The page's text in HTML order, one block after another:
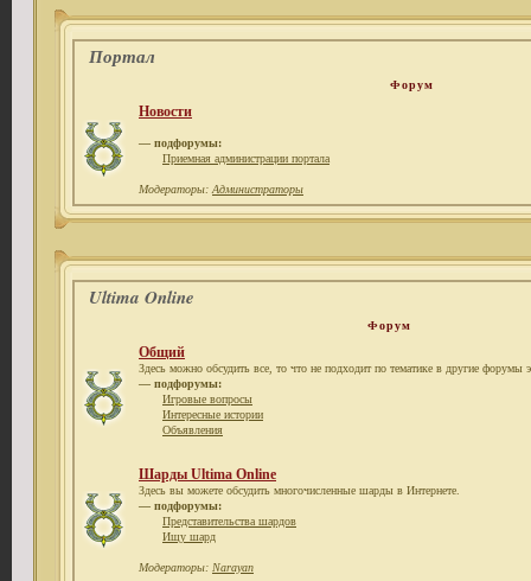
Портал
Форум
Новости
— подфорумы:
Приемная администрации портала
Модераторы: Администраторы
Ultima Online
Форум
Общий
Здесь можно обсудить все, то что не подходит по тематике в другие форумы
— подфорумы:
Игровые вопросы
Интересные истории
Объявления
Шарды Ultima Online
Здесь вы можете обсудить многочисленные шарды в Интернете.
— подфорумы:
Представительства шардов
Ищу шард
Модераторы: Narayan